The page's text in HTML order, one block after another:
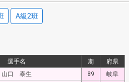
A級2班
選手名 期
府県
山口 泰生 89 岐阜